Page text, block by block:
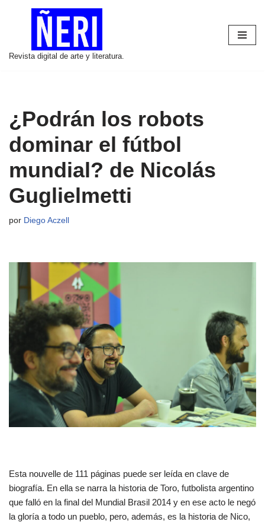
contenido
Revista digital de arte y literatura.
¿Podrán los robots
dominar el fútbol
mundial? de Nicolás
Guglielmetti
por Diego Aczell
Esta nouvelle de 111 páginas puede ser leída en clave de
biografía. En ella se narra la historia de Toro, futbolista argentino
que falló en la final del Mundial Brasil 2014 y en ese acto le negó
la gloría a todo un pueblo, pero, además, es la historia de Nico,